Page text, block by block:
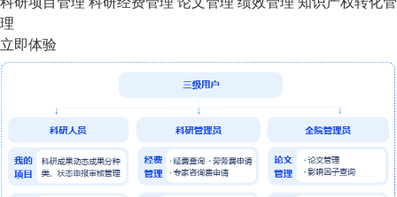
理
立即体验